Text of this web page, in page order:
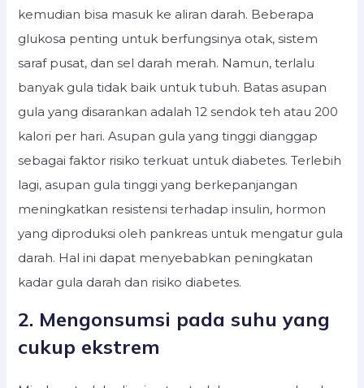
kemudian bisa masuk ke aliran darah. Beberapa
glukosa penting untuk berfungsinya otak, sistem
saraf pusat, dan sel darah merah. Namun, terlalu
banyak gula tidak baik untuk tubuh. Batas asupan
gula yang disarankan adalah 12 sendok teh atau 200
kalori per hari. Asupan gula yang tinggi dianggap
sebagai faktor risiko terkuat untuk diabetes. Terlebih
lagi, asupan gula tinggi yang berkepanjangan
meningkatkan resistensi terhadap insulin, hormon
yang diproduksi oleh pankreas untuk mengatur gula
darah. Hal ini dapat menyebabkan peningkatan
kadar gula darah dan risiko diabetes.
2. Mengonsumsi pada suhu yang
cukup ekstrem